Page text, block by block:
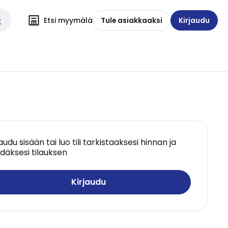
Etsi myymälä Tule asiakkaaksi Kirjaudu
sisään tai luo tili tarkistaaksesi hinnan ja
tilauksen
Kirjaudu